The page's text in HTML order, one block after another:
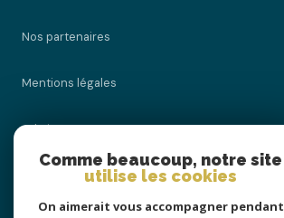
nos partenaires
mentions légales
admin
nos honoraires
Comme beaucoup, notre site
utilise les cookies
On aimerait vous accompagner pendant